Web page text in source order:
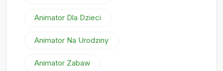
Animator Dla Dzieci
Animator Na Urodziny
Animator Zabaw